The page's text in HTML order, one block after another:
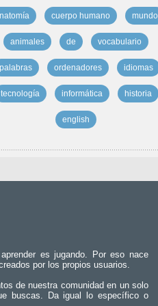
cuerpo humano mundo
animales de vocabulario
palabras ordenadores idiomas
tecnología informática historia
english
es jugando. Por eso nace
por los propios usuarios.
de nuestra comunidad en un solo
buscas. Da igual lo específico o